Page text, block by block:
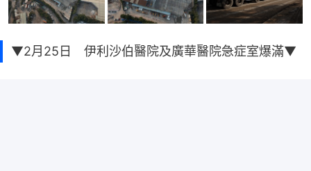
▼2月25日 伊利沙伯醫院及廣華醫院急症室爆滿▼